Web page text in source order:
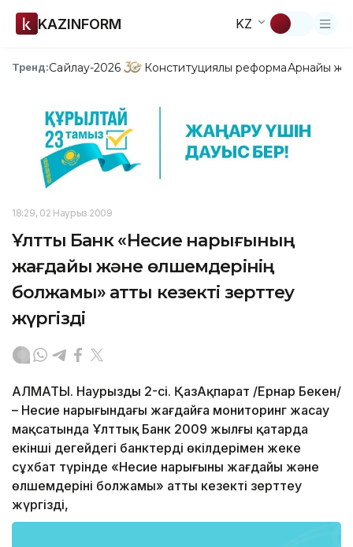
KAZINFORM KZ
Тренд:Сайлау-2026 Конституциялық реформаАрнайы
18:29, 02 Наурыз 2009
Ұлттық Банк «Несие нарығының
жағдайы және өлшемдерінің
болжамы» атты кезекті зерттеу
жүргізді
АЛМАТЫ. Наурыздың 2-сі. ҚазАқпарат /Ернар Бекен/
– Несие нарығындағы жағдайға мониторинг жасау
мақсатында Ұлттық Банк 2009 жылғы қаңтарда
екінші деңгейдегі банктердің өкілдерімен жеке
сұхбат түрінде «Несие нарығының жағдайы және
өлшемдерінің болжамы» атты кезекті зерттеу
жүргізді,